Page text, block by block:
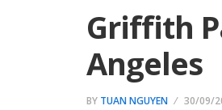
Griffith
Angeles
BY TUAN NGUYEN 30/09/